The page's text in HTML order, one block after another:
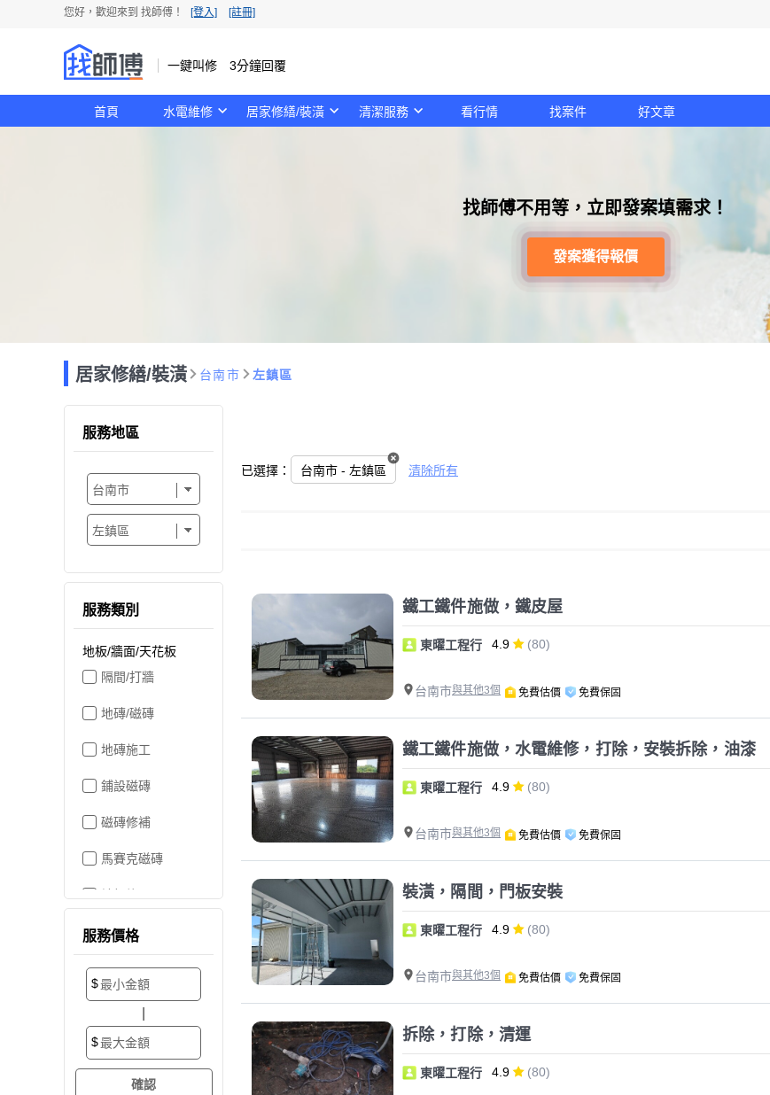
您好，歡迎來到 找師傅！ [登入] [註冊]
一鍵叫修 3分鐘回覆
首頁 水電維修 居家修繕/裝潢 清潔服務 看行情 找案件 好文章
找師傅不用等，立即發案填需求！
發案獲得報價
居家修繕/裝潢 台南市 左鎮區
已選擇： 台南市 - 左鎮區 清除所有
服務地區
服務類別
地板/牆面/天花板
隔間/打牆
地磚/磁磚
地磚施工
鋪設磁磚
磁磚修補
馬賽克磁磚
地板維修
地板拋光打蠟
地板防滑施工
塑膠地板工程
實木地板
服務價格
$
$
鐵工鐵件施做，鐵皮屋
東曜工程行 4.9 (80)
台南市與其他3個 免費估價 免費保固
鐵工鐵件施做，水電維修，打除，安裝拆除，油漆
東曜工程行 4.9 (80)
台南市與其他3個 免費估價 免費保固
裝潢，隔間，門板安裝
東曜工程行 4.9 (80)
台南市與其他3個 免費估價 免費保固
拆除，打除，清運
東曜工程行 4.9 (80)